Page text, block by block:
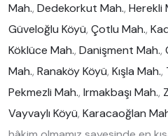
Mah., Dedekorkut Mah., Herekli
Güveloğlu Köyü, Çotlu Mah.,
Köklüce Mah., Danişment Mah.,
Mah., Ranaköy Köyü, Kışla Mah.,
Pekmezli Mah., Irmakbaşı Mah.,
Vayvaylı Köyü, Karacaoğlan